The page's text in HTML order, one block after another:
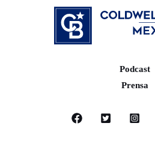
Podcast
Prensa